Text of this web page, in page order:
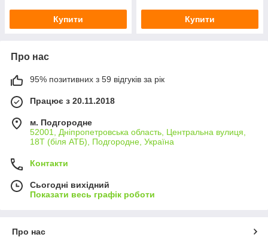
Купити Купити
Про нас
95% позитивних з 59 відгуків за рік
Працює з 20.11.2018
м. Подгородне
52001, Дніпропетровська область, Центральна вулиця,
18Т (біля АТБ), Подгородне, Україна
Контакти
Сьогодні вихідний
Показати весь графік роботи
Про нас